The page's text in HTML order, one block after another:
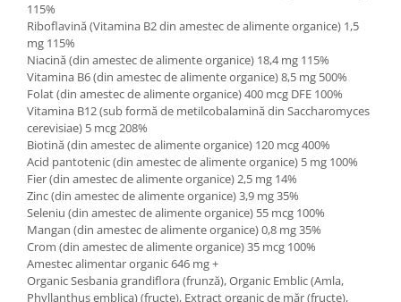
115%
Riboflavină (Vitamina B2 din amestec de alimente organice) 1,5
mg 115%
Niacină (din amestec de alimente organice) 18,4 mg 115%
Vitamina B6 (din amestec de alimente organice) 8,5 mg 500%
Folat (din amestec de alimente organice) 400 mcg DFE 100%
Vitamina B12 (sub formă de metilcobalamină din Saccharomyces
cerevisiae) 5 mcg 208%
Biotină (din amestec de alimente organice) 120 mcg 400%
Acid pantotenic (din amestec de alimente organice) 5 mg 100%
Fier (din amestec de alimente organice) 2,5 mg 14%
Zinc (din amestec de alimente organice) 3,9 mg 35%
Seleniu (din amestec de alimente organice) 55 mcg 100%
Mangan (din amestec de alimente organice) 0,8 mg 35%
Crom (din amestec de alimente organice) 35 mcg 100%
Amestec alimentar organic 646 mg +
Organic Sesbania grandiflora (frunză), Organic Emblic (Amla,
Phyllanthus emblica) (fructe), Extract organic de măr (fructe),